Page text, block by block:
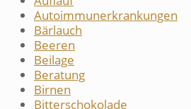
Autoimmunerkrankungen
Bärlauch
Beeren
Beilage
Beratung
Birnen
Bitterschokolade